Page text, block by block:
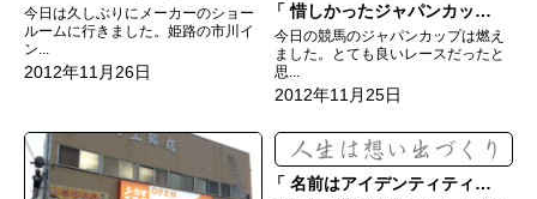
今日は久しぶりにメーカーのショー
ルームに行きました。姫路の市川イ
ン...
2012年11月26日
惜しかったジャパンカップ
今日の競馬のジャパンカップは燃え
ました。とても良いレースだったと
思...
2012年11月25日
名前はアイデンティティー